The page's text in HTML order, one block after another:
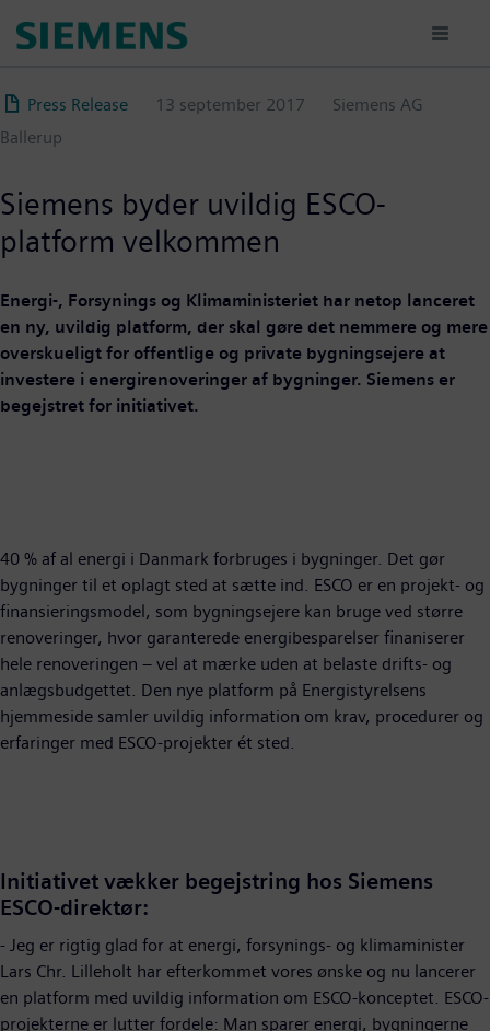
Press Release
13 september 2017
Siemens AG
Ballerup
Siemens byder uvildig ESCO-
platform velkommen
Energi-, Forsynings og Klimaministeriet har netop lanceret
en ny, uvildig platform, der skal gøre det nemmere og mere
overskueligt for offentlige og private bygningsejere at
investere i energirenoveringer af bygninger. Siemens er
begejstret for initiativet.
40 % af al energi i Danmark forbruges i bygninger. Det gør
bygninger til et oplagt sted at sætte ind. ESCO er en projekt- og
finansieringsmodel, som bygningsejere kan bruge ved større
renoveringer, hvor garanterede energibesparelser finaniserer
hele renoveringen – vel at mærke uden at belaste drifts- og
anlægsbudgettet. Den nye platform på Energistyrelsens
hjemmeside samler uvildig information om krav, procedurer og
erfaringer med ESCO-projekter ét sted.
Initiativet vækker begejstring hos Siemens
ESCO-direktør:
- Jeg er rigtig glad for at energi, forsynings- og klimaminister
Lars Chr. Lilleholt har efterkommet vores ønske og nu lancerer
en platform med uvildig information om ESCO-konceptet. ESCO-
projekterne er lutter fordele: Man sparer energi, bygningerne